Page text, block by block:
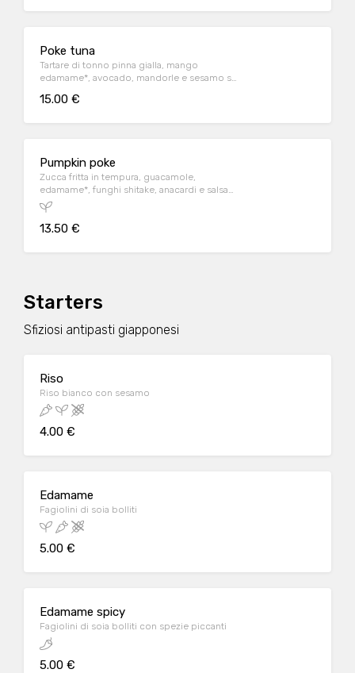
Poke tuna
Tartare di tonno pinna gialla, mango
edamame*, avocado, mandorle e sesamo su
15.00 €
Pumpkin poke
Zucca fritta in tempura, guacamole,
edamame*, funghi shitake, anacardi e salsa
teriyaki su un letto di riso bianco
13.50 €
Starters
Sfiziosi antipasti giapponesi
Riso
Riso bianco con sesamo
4.00 €
Edamame
Fagiolini di soia bolliti
5.00 €
Edamame spicy
Fagiolini di soia bolliti con spezie piccanti
5.00 €